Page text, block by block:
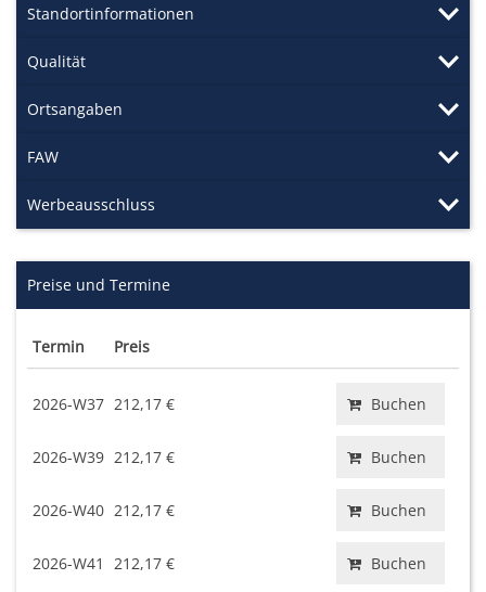
Standortinformationen
Qualität
Ortsangaben
FAW
Werbeausschluss
Preise und Termine
Termin Preis
2026-W37 212,17 € Buchen
2026-W39 212,17 € Buchen
2026-W40 212,17 € Buchen
2026-W41 212,17 € Buchen